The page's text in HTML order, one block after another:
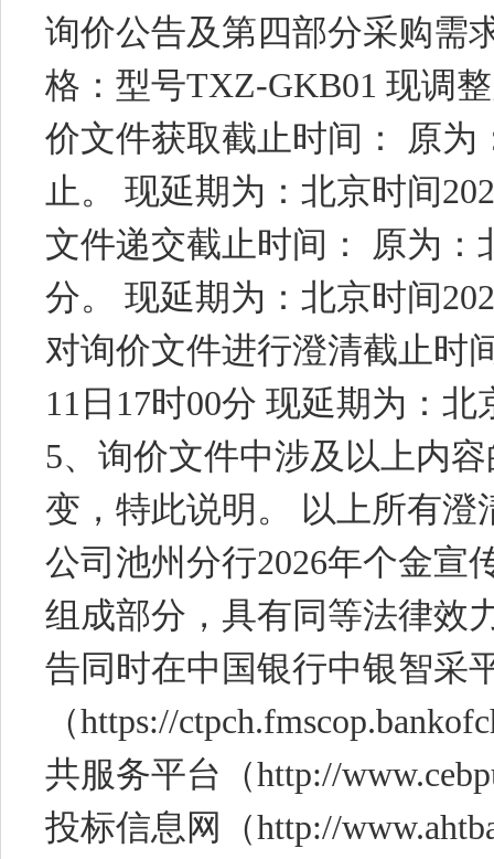
询价公告及第四部分采购需
格：型号TXZ-GKB01 现调
价文件获取截止时间： 原为
止。 现延期为：北京时间
文件递交截止时间： 原为：
分。 现延期为：北京时间
对询价文件进行澄清截止时
11日17时00分 现延期为：北
5、询价文件中涉及以上内
变，特此说明。 以上所有澄
公司池州分行2026年个金宣
组成部分，具有同等法律效
告同时在中国银行中银智采
（https://
共服务平台（http://
投标信息网（http://